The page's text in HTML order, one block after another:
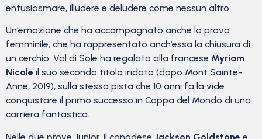
entusiasmare, illudere e deludere come nessun altro.
Un’emozione che ha accompagnato anche la prova
femminile, che ha rappresentato anch’essa la chiusura di
un cerchio: Val di Sole ha regalato alla francese Myriam
Nicole il suo secondo titolo iridato (dopo Mont Sainte-
Anne, 2019), sulla stessa pista che 10 anni fa la vide
conquistare il primo successo in Coppa del Mondo di una
carriera fantastica.